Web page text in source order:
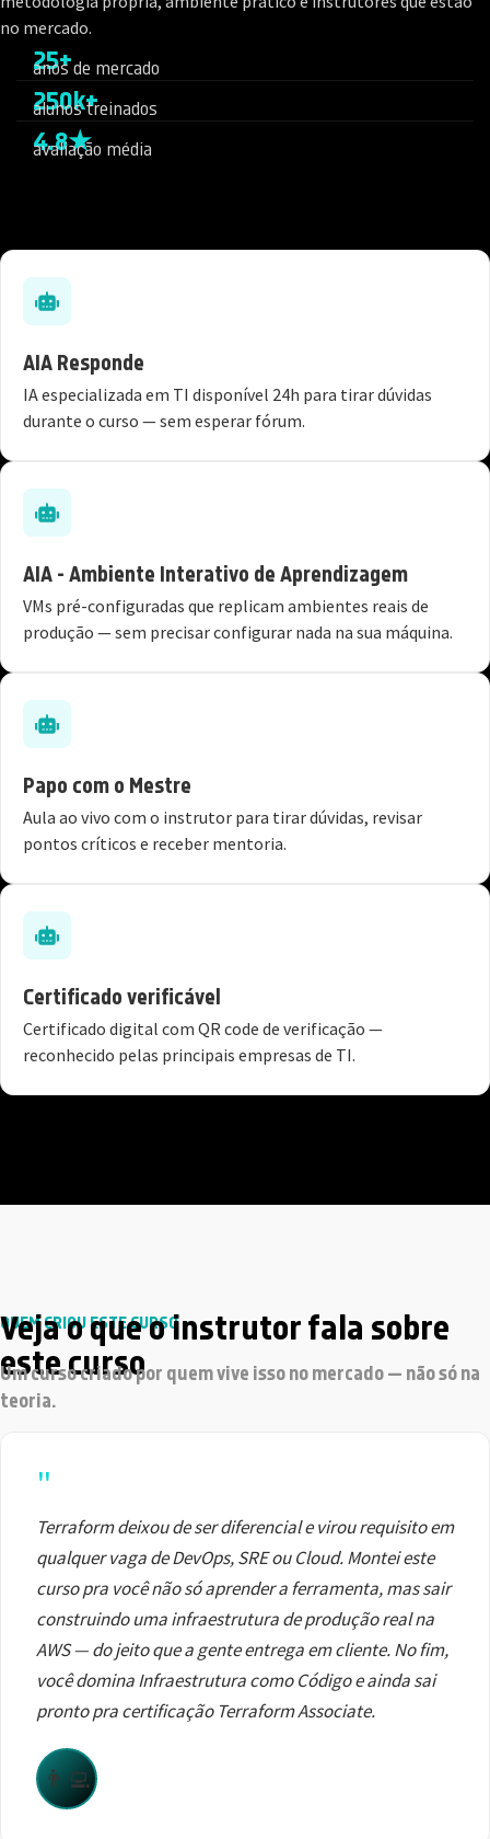
no mercado.
25+
anos de mercado
250k+
alunos treinados
4.8★
avaliação média
AIA Responde
IA especializada em TI disponível 24h para tirar dúvidas
durante o curso — sem esperar fórum.
AIA - Ambiente Interativo de Aprendizagem
VMs pré-configuradas que replicam ambientes reais de
produção — sem precisar configurar nada na sua máquina.
Papo com o Mestre
Aula ao vivo com o instrutor para tirar dúvidas, revisar
pontos críticos e receber mentoria.
Certificado verificável
Certificado digital com QR code de verificação —
reconhecido pelas principais empresas de TI.
QUEM CRIOU ESTE CURSO
Veja o que o instrutor fala sobre
este curso
Um curso criado por quem vive isso no mercado — não só na
teoria.
"
Terraform deixou de ser diferencial e virou requisito em
qualquer vaga de DevOps, SRE ou Cloud. Montei este
curso pra você não só aprender a ferramenta, mas sair
construindo uma infraestrutura de produção real na
AWS — do jeito que a gente entrega em cliente. No fim,
você domina Infraestrutura como Código e ainda sai
pronto pra certificação Terraform Associate.
👨‍💻